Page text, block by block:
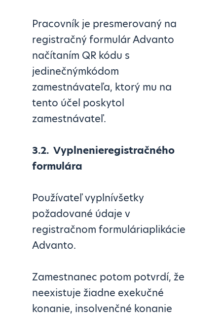
Pracovník je presmerovaný na
registračný formulár Advanto
načítaním QR kódu s
jedinečnýmkódom
zamestnávateľa, ktorý mu na
tento účel poskytol
zamestnávateľ.
3.2. Vyplnenieregistračného
formulára
Používateľ vyplnívšetky
požadované údaje v
registračnom formuláriaplikácie
Advanto.
Zamestnanec potom potvrdí, že
neexistuje žiadne exekučné
konanie, insolvenčné konanie